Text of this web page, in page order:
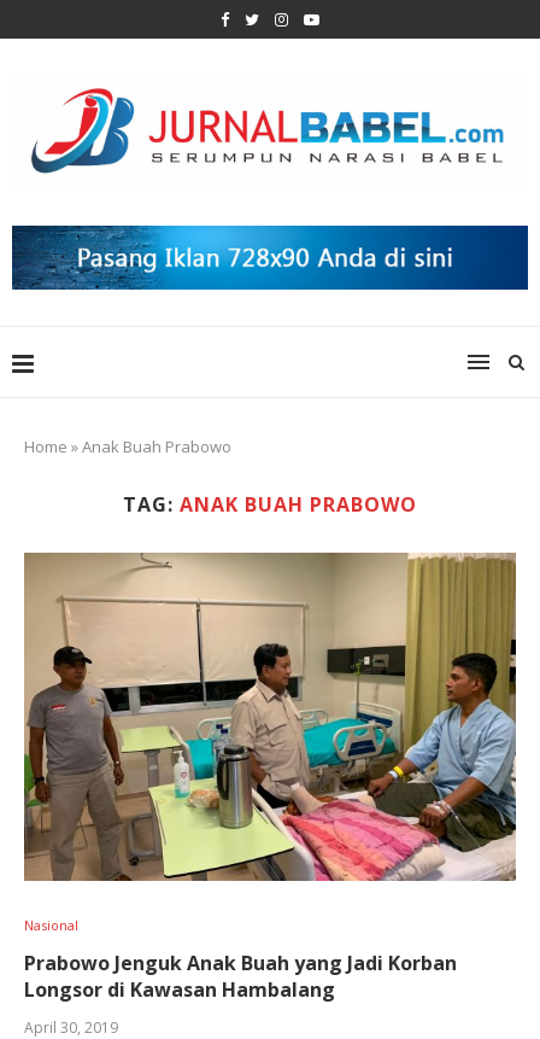
Home »Anak Buah Prabowo
TAG: ANAK BUAH PRABOWO
Nasional
Prabowo Jenguk Anak Buah yang Jadi Korban
Longsor di Kawasan Hambalang
April 30, 2019